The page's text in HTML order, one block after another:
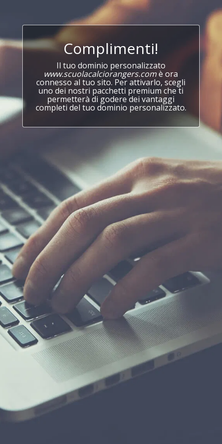
Complimenti!
Il tuo dominio personalizzato
www.scuolacalciorangers.comè ora
connesso al tuo sito. Per attivarlo, scegli
uno dei nostri pacchetti premium che ti
permetterà di godere dei vantaggi
completi del tuo dominio personalizzato.